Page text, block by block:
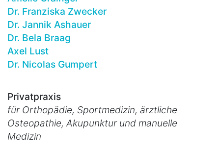
Dr. Franziska Zwecker
Dr. Jannik Ashauer
Dr. Bela Braag
Axel Lust
Dr. Nicolas Gumpert
Privatpraxis
für Orthopädie, Sportmedizin, ärztliche
Osteopathie, Akupunktur und manuelle
Medizin